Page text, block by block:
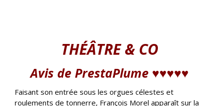
THÉÂTRE & CO
Avis de PrestaPlume ♥♥♥♥♥
Faisant son entrée sous les orgues célestes et
roulements de tonnerre, François Morel apparaît sur la